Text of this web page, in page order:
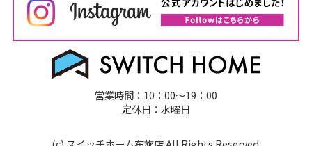
営業時間：10：00～19：00
定休日：水曜日